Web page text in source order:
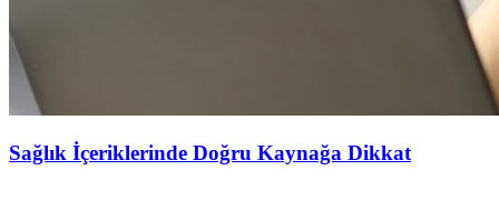
Sağlık İçeriklerinde Doğru Kaynağa Dikkat